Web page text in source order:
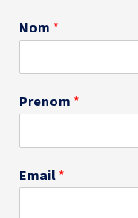
Nom *
Prenom *
Email *